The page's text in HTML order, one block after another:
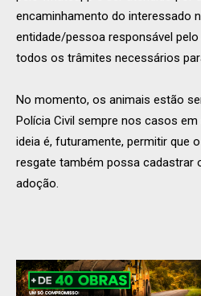
encaminhamento do interessado
entidade/pessoa responsável
todos os trâmites necessários
No momento, os animais estão
Polícia Civil sempre nos casos
ideia é, futuramente, permitir que
resgate também possa cadastrar
adoção.